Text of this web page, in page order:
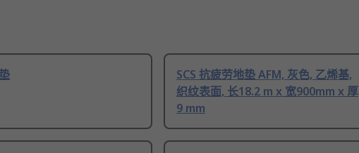
SCS 抗疲劳地垫 AFM, 灰色, 乙烯基,
织纹表面, 长18.2 m x 宽900mm x 厚
9 mm